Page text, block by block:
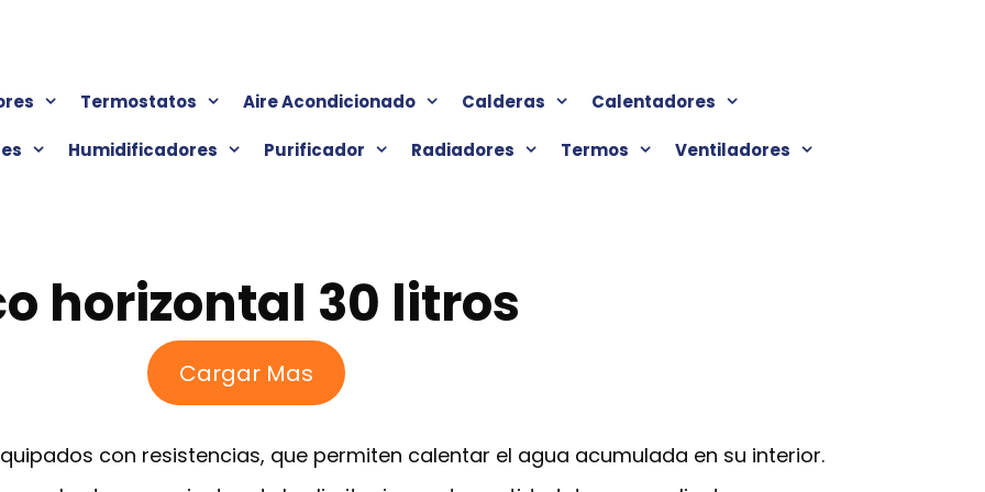
Termostatos Aire Acondicionado Calderas Calentadores
Humidificadores Purificador Radiadores Termos Ventiladores
horizontal 30 litros
Cargar Mas
con resistencias, que permiten calentar el agua acumulada en su interior.